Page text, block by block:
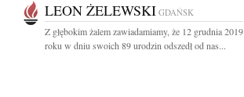
LEON ŻELEWSKI GDAŃSK
Z głębokim żalem zawiadamiamy, że 12 grudnia 2019
roku w dniu swoich 89 urodzin odszedł od nas...